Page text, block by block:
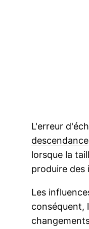
L'erreur
descendance
lorsque la
produire des
Les
conséquent,